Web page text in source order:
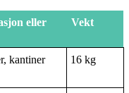
eller
Vekt
kantiner
16 kg